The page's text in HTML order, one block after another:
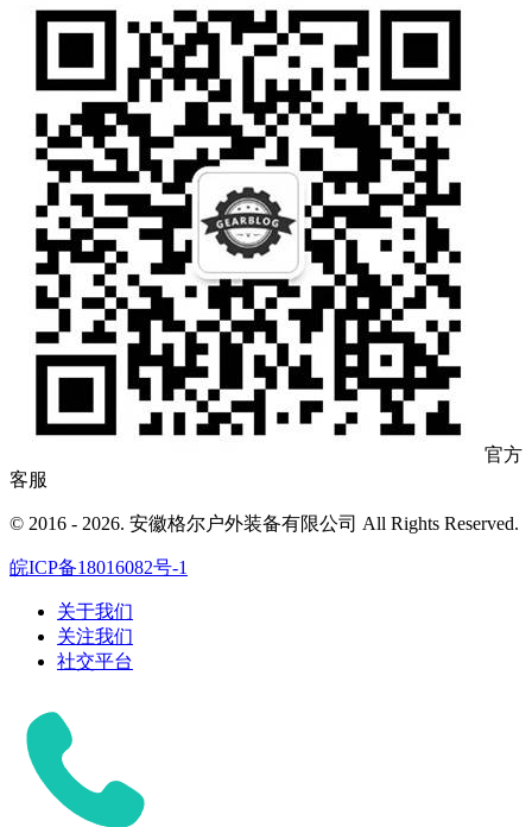
官方
客服
© 2016 - 2026. 安徽格尔户外装备有限公司 All Rights Reserved.
皖ICP备18016082号-1
关于我们
关注我们
社交平台